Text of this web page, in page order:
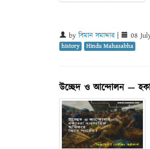
byবিমান সমাদ্দার| 08
history
Hindu Mahasabha
উচ্ছেদ ও আন্দোলন —